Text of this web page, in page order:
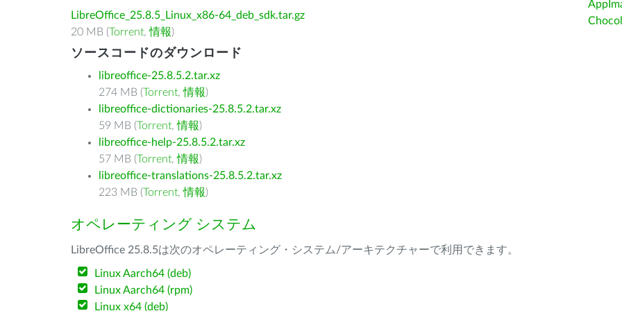
LibreOffice_25.8.5_Linux_x86-64_deb_sdk.tar.gz
20 MB (Torrent,情報)
ソースコードのダウンロード
libreoffice-25.8.5.2.tar.xz
274 MB (Torrent,情報)
libreoffice-dictionaries-25.8.5.2.tar.xz
59 MB (Torrent,情報)
libreoffice-help-25.8.5.2.tar.xz
57 MB (Torrent,情報)
libreoffice-translations-25.8.5.2.tar.xz
223 MB (Torrent,情報)
オペレーティング システム
LibreOffice 25.8.5は次のオペレーティング・システム/アーキテクチャーで利用できます。
Linux Aarch64 (deb)
Linux Aarch64 (rpm)
Linux x64 (deb)